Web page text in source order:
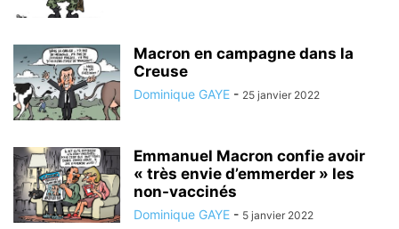
Macron en campagne dans la
Creuse
Dominique GAYE - 25 janvier 2022
Emmanuel Macron confie avoir
« très envie d’emmerder » les
non-vaccinés
Dominique GAYE - 5 janvier 2022